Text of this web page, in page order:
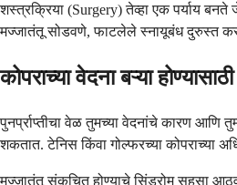
शस्त्रक्रिया (Surgery) तेव्हा एक पर्याय
मज्जातंतू सोडवणे, फाटलेले स्नायूबंध दुरुस्त
कोपराच्या वेदना बऱ्या
पुनर्प्राप्तीचा वेळ तुमच्या वेदनांचे कारण आणि
शकतात. टेनिस किंवा गोल्फरच्या कोपराच्या
मज्जातंतू संकुचित होण्याचे सिंड्रोम सहसा